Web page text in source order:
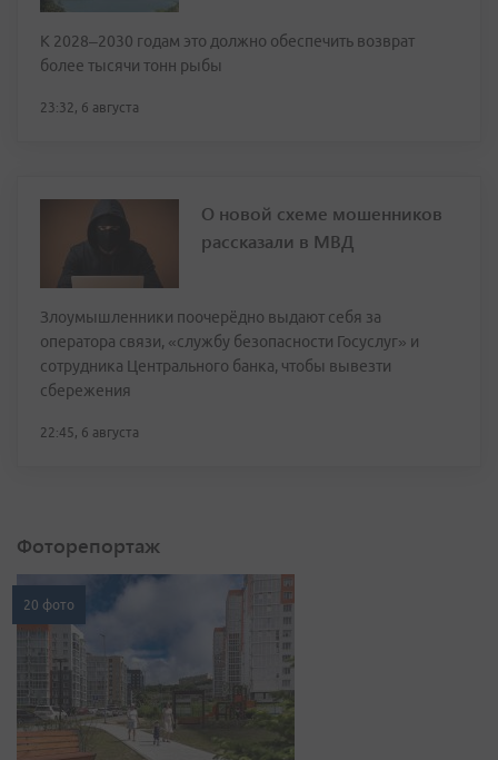
К 2028–2030 годам это должно обеспечить возврат
более тысячи тонн рыбы
23:32, 6 августа
О новой схеме мошенников
рассказали в МВД
Злоумышленники поочерёдно выдают себя за
оператора связи, «службу безопасности Госуслуг» и
сотрудника Центрального банка, чтобы вывезти
сбережения
22:45, 6 августа
Фоторепортаж
20 фото